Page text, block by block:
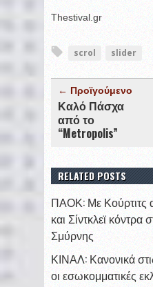
Thestival.gr
scrol slider
← Προϊγούμενο
Καλό Πάσχα
από το
“Metropolis”
RELATED POSTS
ΠΑΟΚ: Με Κούρτιτς
και Σίντκλεϊ
Σμύρνης
ΚΙΝΑΛ: Κανονικά
οι εσωκομματικές